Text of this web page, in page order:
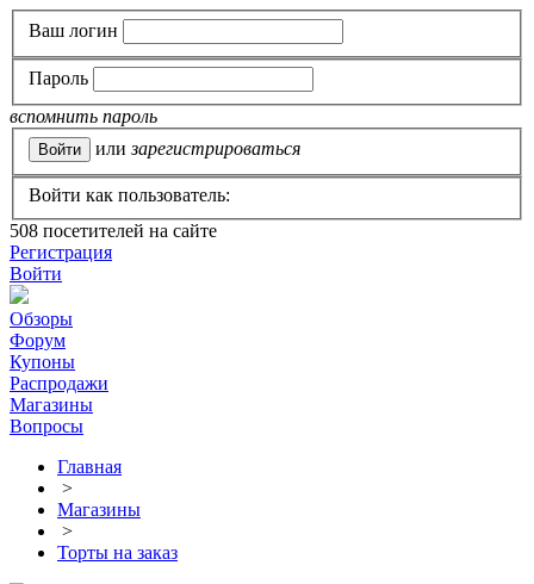
Ваш логин
Пароль
вспомнить пароль
или зарегистрироваться
Войти как пользователь:
508 посетителей на сайте
Регистрация
Войти
Обзоры
Форум
Купоны
Распродажи
Магазины
Вопросы
Главная
>
Магазины
>
Торты на заказ